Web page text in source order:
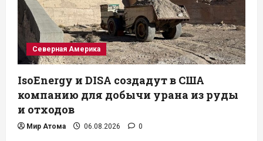
Северная Америка
IsoEnergy и DISA создадут в США
компанию для добычи урана из руды
и отходов
Мир Атома 06.08.2026 0